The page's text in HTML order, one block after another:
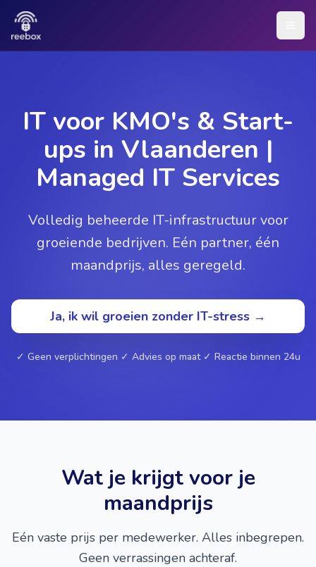
IT voor KMO's & Start-
ups in Vlaanderen |
Managed IT Services
Volledig beheerde IT-infrastructuur voor
groeiende bedrijven. Eén partner, één
maandprijs, alles geregeld.
Ja, ik wil groeien zonder IT-stress →
✓ Geen verplichtingen ✓ Advies op maat ✓ Reactie binnen 24u
Wat je krijgt voor je
maandprijs
Eén vaste prijs per medewerker. Alles inbegrepen.
Geen verrassingen achteraf.